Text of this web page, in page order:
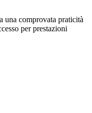
una comprovata praticità
per prestazioni